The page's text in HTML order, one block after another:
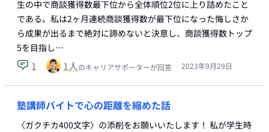
生の中で商談獲得数最下位から全体順位2位に上り詰めたこと
である。私は2ヶ月連続商談獲得数が最下位になった悔しさか
ら成果が出るまで絶対に諦めないと決意し、商談獲得数トップ
5を目指し…
1 1人のキャリアサポーターが回答 2023年9月29日
塾講師バイトで心の距離を縮めた話
〈ガクチカ400文字〉の添削をお願いいたします！ 私が学生時